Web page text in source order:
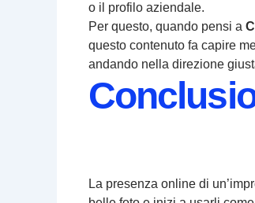
o il profilo aziendale.
Per questo, quando pensi a
questo contenuto fa capire
andando nella direzione
La presenza online di